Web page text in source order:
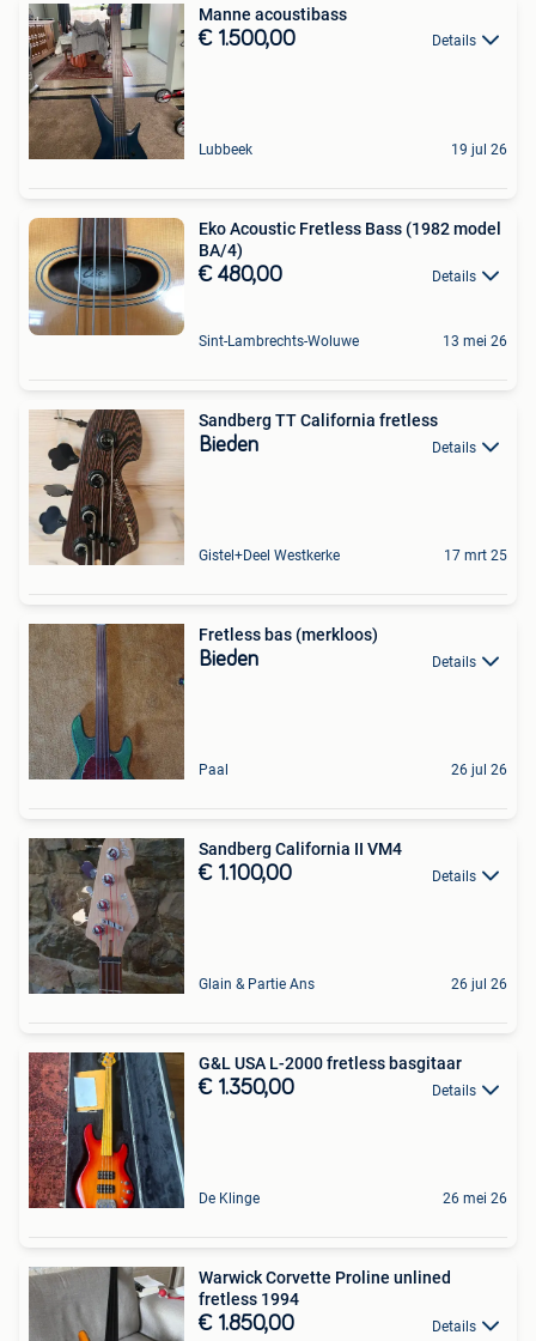
Manne acoustibass
€ 1.500,00 Details
Lubbeek 19 jul 26
Eko Acoustic Fretless Bass (1982 model
BA/4)
€ 480,00 Details
Sint-Lambrechts-Woluwe 13 mei 26
Sandberg TT California fretless
Bieden Details
Gistel+Deel Westkerke 17 mrt 25
Fretless bas (merkloos)
Bieden Details
Paal 26 jul 26
Sandberg California II VM4
€ 1.100,00 Details
Glain & Partie Ans 26 jul 26
G&L USA L-2000 fretless basgitaar
€ 1.350,00 Details
De Klinge 26 mei 26
Warwick Corvette Proline unlined
fretless 1994
€ 1.850,00 Details